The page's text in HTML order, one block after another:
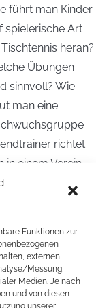
Funktionen zur
externen
Messung,
Medien. Je nach
und von diesen
unserer
führt man Kinder
spielerische Art
heran?
Übungen
sinnvoll? Wie
man eine
richtet
in einem Verein
wollen. Am 7.
in Roßbach